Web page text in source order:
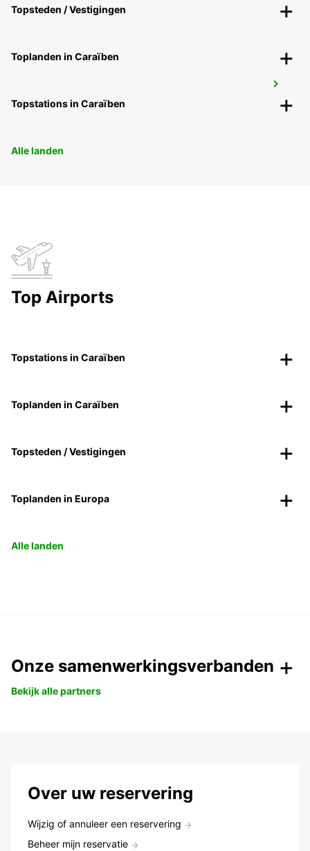
CHARLEVILLE MEZIERES - FRANCE
Topsteden / Vestigingen
Toplanden in Caraïben
Topstations in Caraïben
Alle landen
Top Airports
Topstations in Caraïben
Toplanden in Caraïben
Topsteden / Vestigingen
Toplanden in Europa
Alle landen
Onze samenwerkingsverbanden
Bekijk alle partners
Over uw reservering
Wijzig of annuleer een reservering
Beheer mijn reservatie